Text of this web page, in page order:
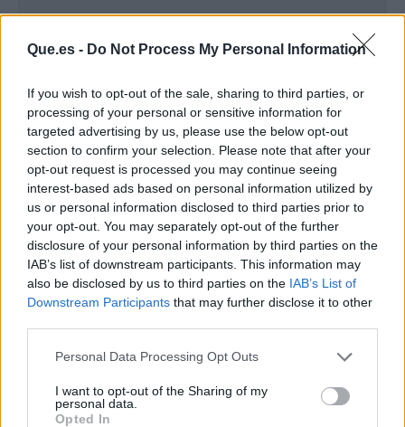
Que.es - Do Not Process My Personal Information
If you wish to opt-out of the sale, sharing to third parties, or
processing of your personal or sensitive information for
targeted advertising by us, please use the below opt-out
section to confirm your selection. Please note that after your
opt-out request is processed you may continue seeing
interest-based ads based on personal information utilized by
us or personal information disclosed to third parties prior to
your opt-out. You may separately opt-out of the further
disclosure of your personal information by third parties on the
IAB’s list of downstream participants. This information may
also be disclosed by us to third parties on the IAB’s List of
Downstream Participants that may further disclose it to other
Personal Data Processing Opt Outs
I want to opt-out of the Sharing of my
personal data.
Opted In
Publicidad